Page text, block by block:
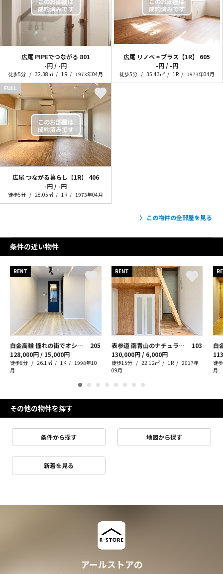
広尾 PIPEでつながる 801
-円 / -円
徒歩5分 32.38㎡ 1R 1973年04月
広尾 リノベ＊プラス【1R】
605
-円 / -円
徒歩5分 35.43㎡ 1R
1973年04月
FULL
広尾 つながる暮らし【1R】
406
-円 / -円
徒歩5分 28.05㎡ 1R 1973年04月
この物件の全部屋を見る
条件の近い物件
RENT
白金高輪 憧れの街でオシャレに暮らす
205
128,000円 / 15,000円
徒歩8分 26.1㎡ 1K
1998年10
月
RENT
表参道 南青山のナチュラリスト
103
130,000円 / 6,000円
徒歩15分 22.12㎡ 1R
2017年
09月
徒
月
その他の物件を探す
条件から探す 地図から探す
新着を見る
アールストアの